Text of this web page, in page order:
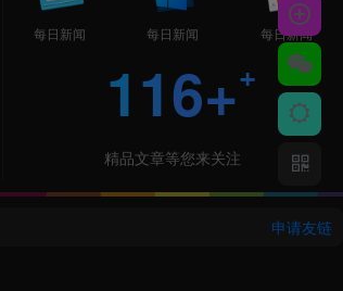
每日新闻 每日新闻 每日新闻
116+
精品文章等您来关注
申请友链